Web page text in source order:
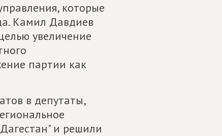
которые
Камил Давдиев
увеличение
партии как
в депутаты,
и решили